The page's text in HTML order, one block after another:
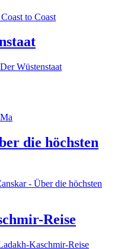
die höchsten
Reise